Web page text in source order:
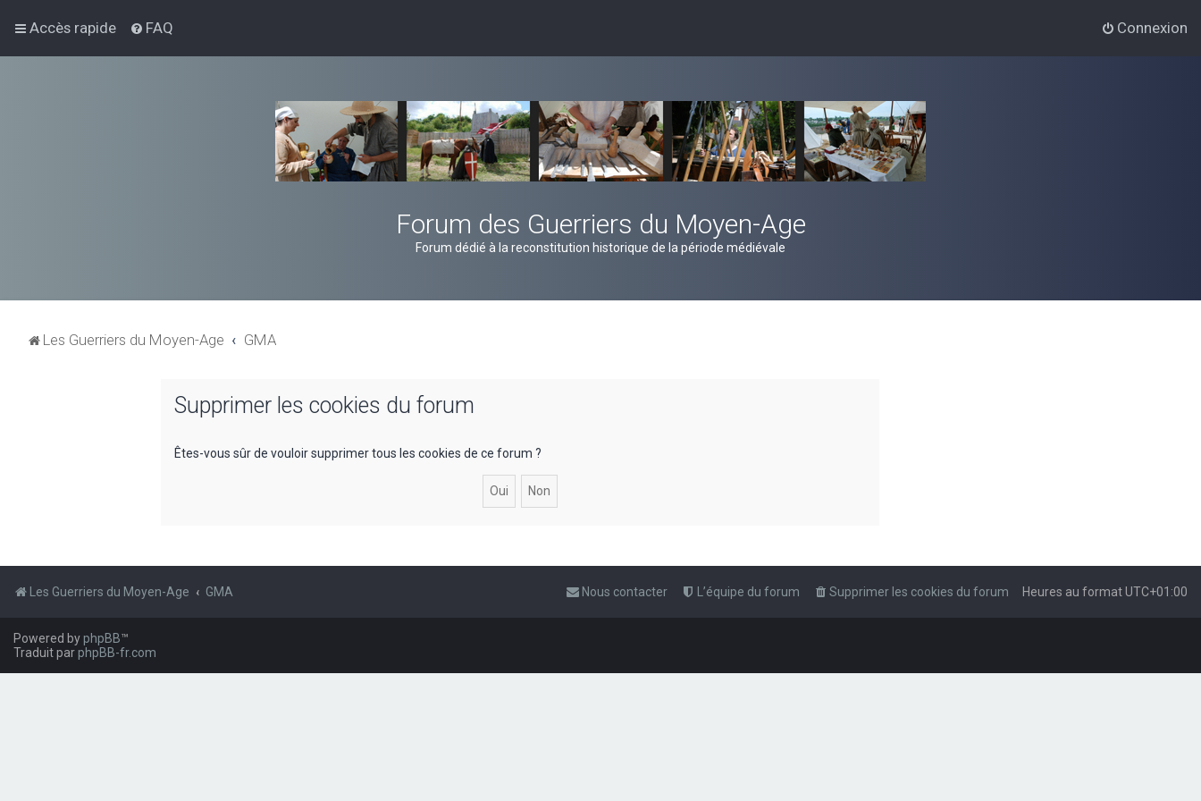
Accès rapide FAQ Connexion
Forum des Guerriers du Moyen-Age
Forum dédié à la reconstitution historique de la période médiévale
Les Guerriers du Moyen-Age GMA
Supprimer les cookies du forum
Êtes-vous sûr de vouloir supprimer tous les cookies de ce forum ?
Les Guerriers du Moyen-Age GMA Heures au formatUTC+01:00
Supprimer les cookies du forum
L’équipe du forum
Nous contacter
Powered byphpBB™
Traduit parphpBB-fr.com